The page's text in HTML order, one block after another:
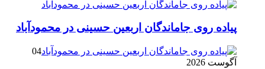
پیاده روی جاماندگان اربعین حسینی در محمودآباد
04
آگوست 2026